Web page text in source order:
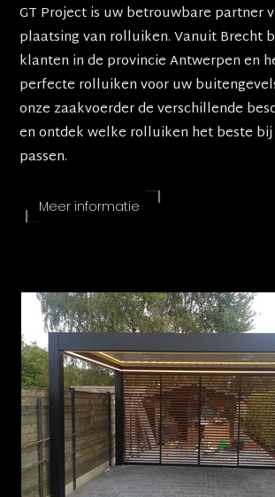
GT Project is uw betrouwbare partner
plaatsing van rolluiken. Vanuit Brecht
klanten in de provincie Antwerpen en
perfecte rolluiken voor uw
onze zaakvoerder de verschillende
en ontdek welke rolluiken het beste
passen.
Meer informatie